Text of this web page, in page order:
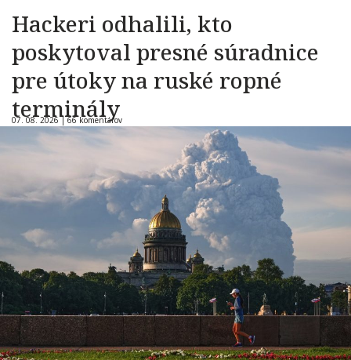
Hackeri odhalili, kto
poskytoval presné súradnice
pre útoky na ruské ropné
terminály
07. 08. 2026 |66 komentárov